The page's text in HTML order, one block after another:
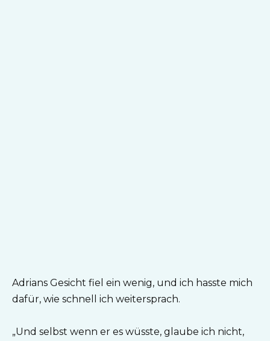
Adrians Gesicht fiel ein wenig, und ich hasste mich
dafür, wie schnell ich weitersprach.
„Und selbst wenn er es wüsste, glaube ich nicht,